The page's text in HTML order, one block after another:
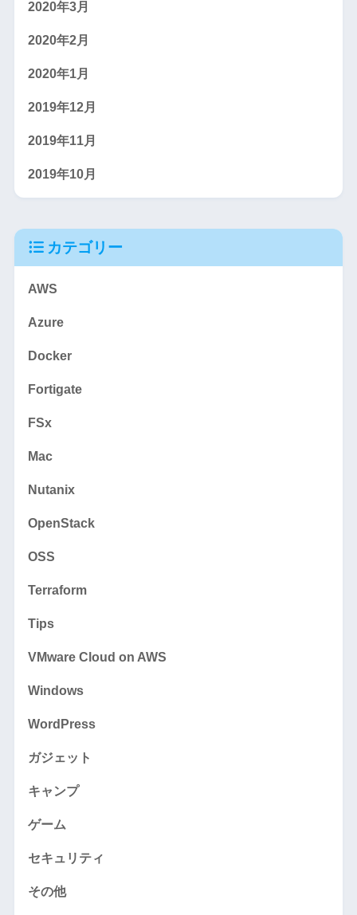
2020年3月
2020年2月
2020年1月
2019年12月
2019年11月
2019年10月
カテゴリー
AWS
Azure
Docker
Fortigate
FSx
Mac
Nutanix
OpenStack
OSS
Terraform
Tips
VMware Cloud on AWS
Windows
WordPress
ガジェット
キャンプ
ゲーム
セキュリティ
その他